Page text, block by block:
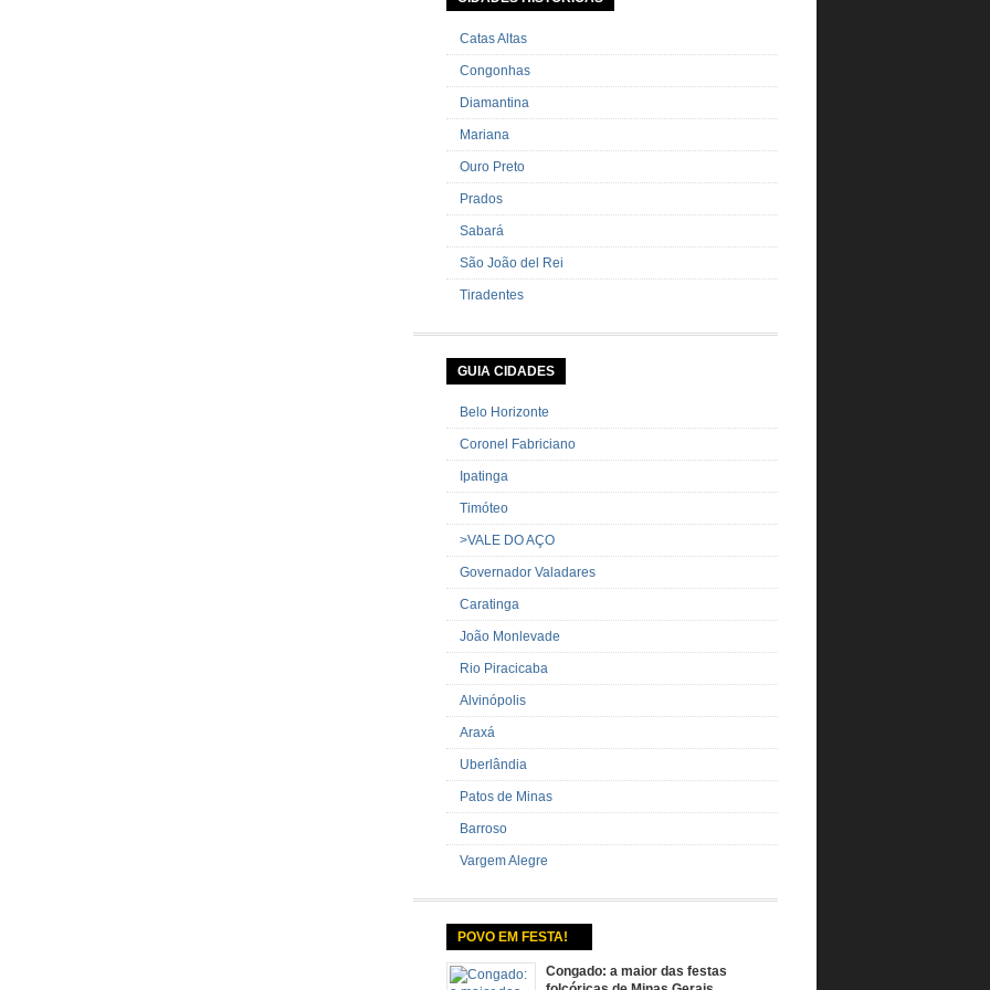
cebolinha Pimenta […]
Catas Altas
Congonhas
Diamantina
Mariana
Ouro Preto
Prados
Sabará
São João del Rei
Tiradentes
GUIA CIDADES
Belo Horizonte
Coronel Fabriciano
Ipatinga
Timóteo
>VALE DO AÇO
Governador Valadares
Caratinga
João Monlevade
Rio Piracicaba
Alvinópolis
Araxá
Uberlândia
Patos de Minas
Barroso
Vargem Alegre
POVO EM FESTA!
Congado: a maior das festas